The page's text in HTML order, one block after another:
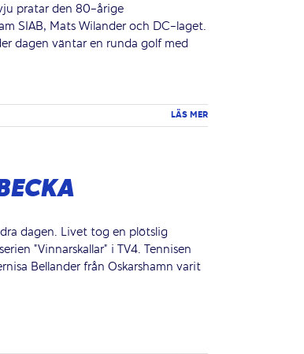
pratar den 80-årige
SIAB, Mats Wilander och DC-laget.
dagen väntar en runda golf med
LÄS MER
dagen. Livet tog en plötslig
"Vinnarskallar" i TV4. Tennisen
Bellander från Oskarshamn varit